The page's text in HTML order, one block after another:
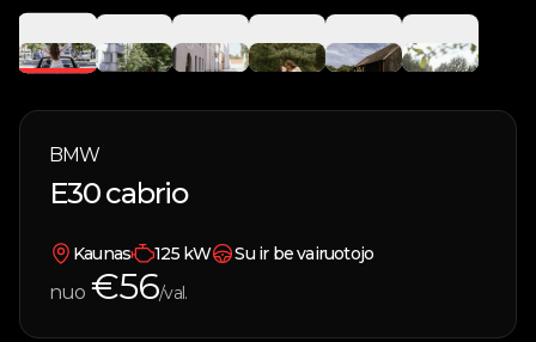
Katalogas
Parduodami automobiliai
Vandens transportas
Apie
Kontaktai
BMW
E30 cabrio
Kaunas 125kW Su ir be vairuotojo
nuo €56/val.